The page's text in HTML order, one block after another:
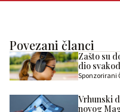
Povezani članci
Zašto su
dio
Sponzorirani
Vrhunski
novog